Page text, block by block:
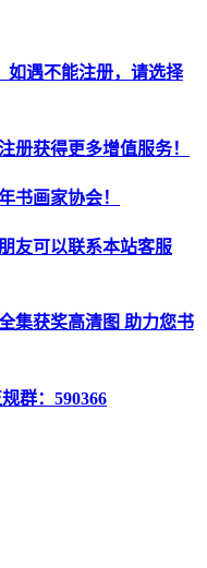
遇不能注册，请选择
册获得更多增值服务！
书画家协会！
友可以联系本站客服
集获奖高清图 助力您书
群：590366